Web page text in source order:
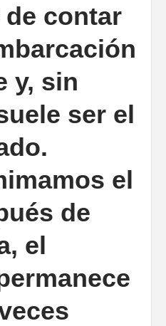
contar
y, sin
ser el
el
de
el